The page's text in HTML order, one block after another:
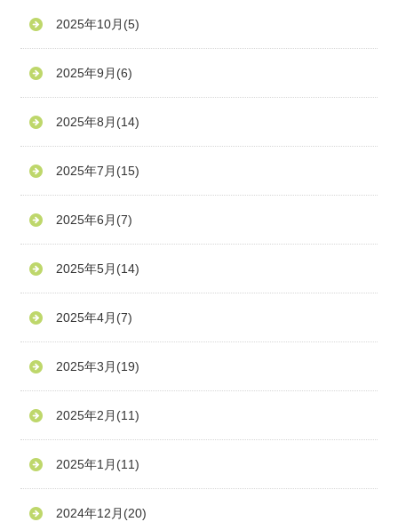
2025年10月 (5)
2025年9月 (6)
2025年8月 (14)
2025年7月 (15)
2025年6月 (7)
2025年5月 (14)
2025年4月 (7)
2025年3月 (19)
2025年2月 (11)
2025年1月 (11)
2024年12月 (20)